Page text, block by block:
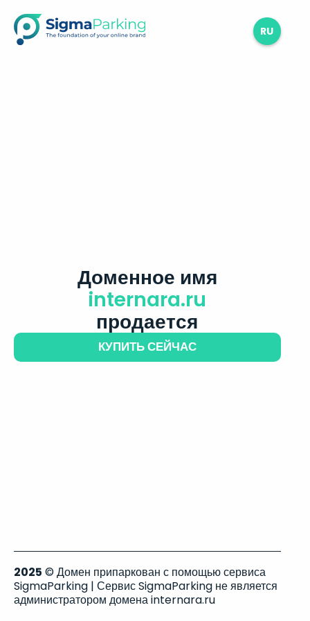
RU
Доменное имя
internara.ru
продается
КУПИТЬ СЕЙЧАС
2025 © Домен припаркован с помощью сервиса
SigmaParking | Сервис SigmaParking не является
администратором домена internara.ru